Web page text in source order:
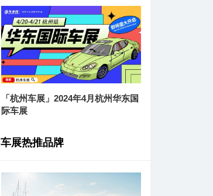
「杭州车展」2024年4月杭州华东国
际车展
车展热推品牌